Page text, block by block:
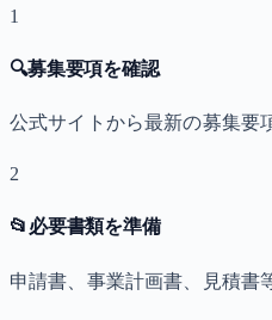
1
🔍募集要項を確認
公式サイトから最新の募集要
2
📂 必要書類を準備
申請書、事業計画書、見積書